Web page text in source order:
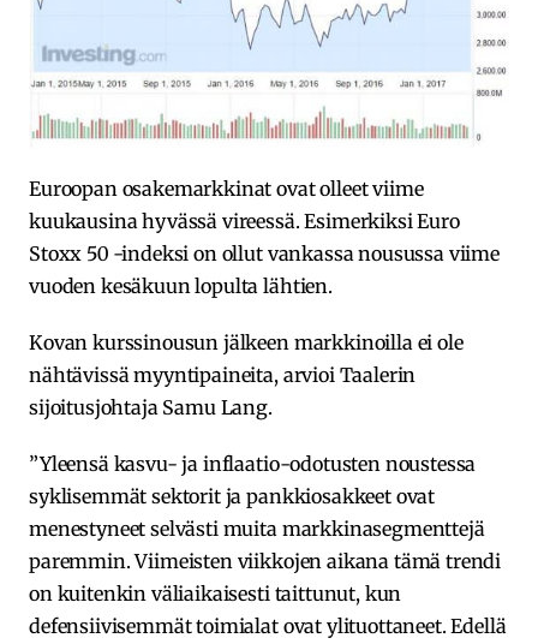
Euroopan osakemarkkinat ovat olleet viime
kuukausina hyvässä vireessä. Esimerkiksi Euro
Stoxx 50 -indeksi on ollut vankassa nousussa viime
vuoden kesäkuun lopulta lähtien.
Kovan kurssinousun jälkeen markkinoilla ei ole
nähtävissä myyntipaineita, arvioi Taalerin
sijoitusjohtaja Samu Lang.
”Yleensä kasvu- ja inflaatio-odotusten noustessa
syklisemmät sektorit ja pankkiosakkeet ovat
menestyneet selvästi muita markkinasegmenttejä
paremmin. Viimeisten viikkojen aikana tämä trendi
on kuitenkin väliaikaisesti taittunut, kun
defensiivisemmät toimialat ovat ylituottaneet. Edellä